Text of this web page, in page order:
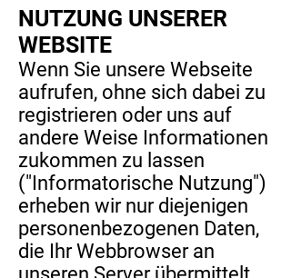
NUTZUNG UNSERER
WEBSITE
Wenn Sie unsere Webseite
aufrufen, ohne sich dabei zu
registrieren oder uns auf
andere Weise Informationen
zukommen zu lassen
("Informatorische Nutzung")
erheben wir nur diejenigen
personenbezogenen Daten,
die Ihr Webbrowser an